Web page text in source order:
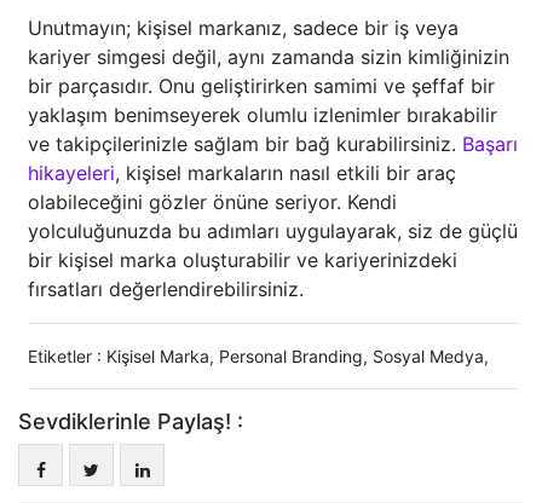
Unutmayın; kişisel markanız, sadece bir iş veya
kariyer simgesi değil, aynı zamanda sizin kimliğinizin
bir parçasıdır. Onu geliştirirken samimi ve şeffaf bir
yaklaşım benimseyerek olumlu izlenimler bırakabilir
ve takipçilerinizle sağlam bir bağ kurabilirsiniz. Başarı
hikayeleri, kişisel markaların nasıl etkili bir araç
olabileceğini gözler önüne seriyor. Kendi
yolculuğunuzda bu adımları uygulayarak, siz de güçlü
bir kişisel marka oluşturabilir ve kariyerinizdeki
fırsatları değerlendirebilirsiniz.
Etiketler : Kişisel Marka, Personal Branding, Sosyal Medya,
Sevdiklerinle Paylaş! :